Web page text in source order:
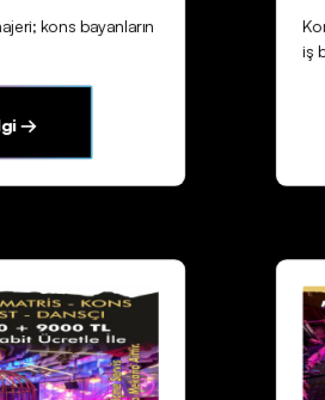
kons bayanların
→
iş